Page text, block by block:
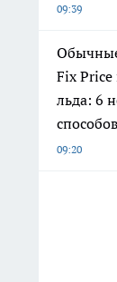
09:39
Fix Price
льда: 6
09:20